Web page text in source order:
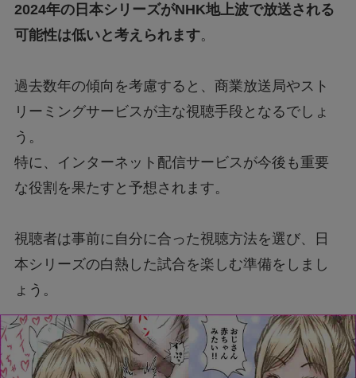
2024年の日本シリーズがNHK地上波で放送される
可能性は低いと考えられます。
過去数年の傾向を考慮すると、商業放送局やスト
リーミングサービスが主な視聴手段となるでしょ
う。
特に、インターネット配信サービスが今後も重要
な役割を果たすと予想されます。
視聴者は事前に自分に合った視聴方法を選び、日
本シリーズの白熱した試合を楽しむ準備をしまし
ょう。